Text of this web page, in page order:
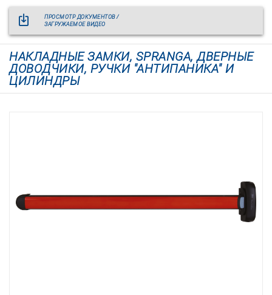
ПРОСМОТР ДОКУМЕНТОВ /
ЗАГРУЖАЕМОЕ ВИДЕО
НАКЛАДНЫЕ ЗАМКИ, SPRANGA, ДВЕРНЫЕ
ДОВОДЧИКИ, РУЧКИ "АНТИПАНИКА" И
ЦИЛИНДРЫ